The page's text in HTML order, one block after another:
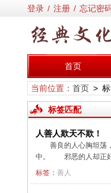
登录 / 注册 / 忘记密
首页
当前位置： 首页> 标
标签匹配
人善人欺天不欺！
善良的人心胸坦荡
中。 邪恶的人却正好
标签： 善人